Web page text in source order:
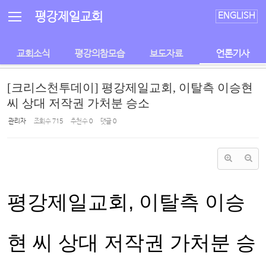
평강제일교회 ENGLISH
교회소식 평강의참모습 보도자료 언론기사
[크리스천투데이] 평강제일교회, 이탈측 이승현
씨 상대 저작권 가처분 승소
관리자 조회 수715 추천 수0 댓글0
평강제일교회, 이탈측 이승
현 씨 상대 저작권 가처분 승